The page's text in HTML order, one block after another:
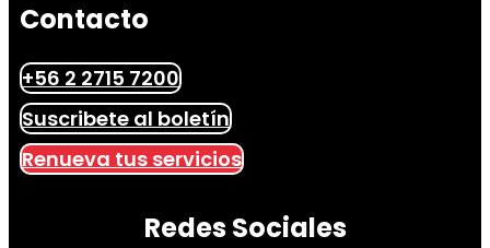
Contacto
+56 2 2715 7200
Suscribete al boletín
Renueva tus servicios
Redes Sociales